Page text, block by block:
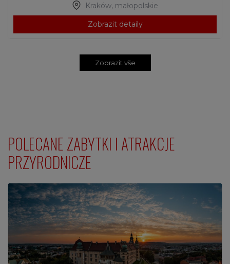
Kraków, małopolskie
Zobrazit detaily
Zobrazit vše
POLECANE ZABYTKI I ATRAKCJE
PRZYRODNICZE